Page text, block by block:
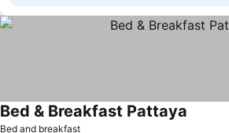
Bed and breakfast
Bed & Breakfast Pattaya